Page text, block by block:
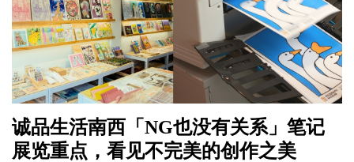
诚品生活南西「NG也没有关系」笔记
展览重点，看见不完美的创作之美